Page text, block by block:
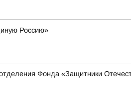
Россию»
Фонда «Защитники